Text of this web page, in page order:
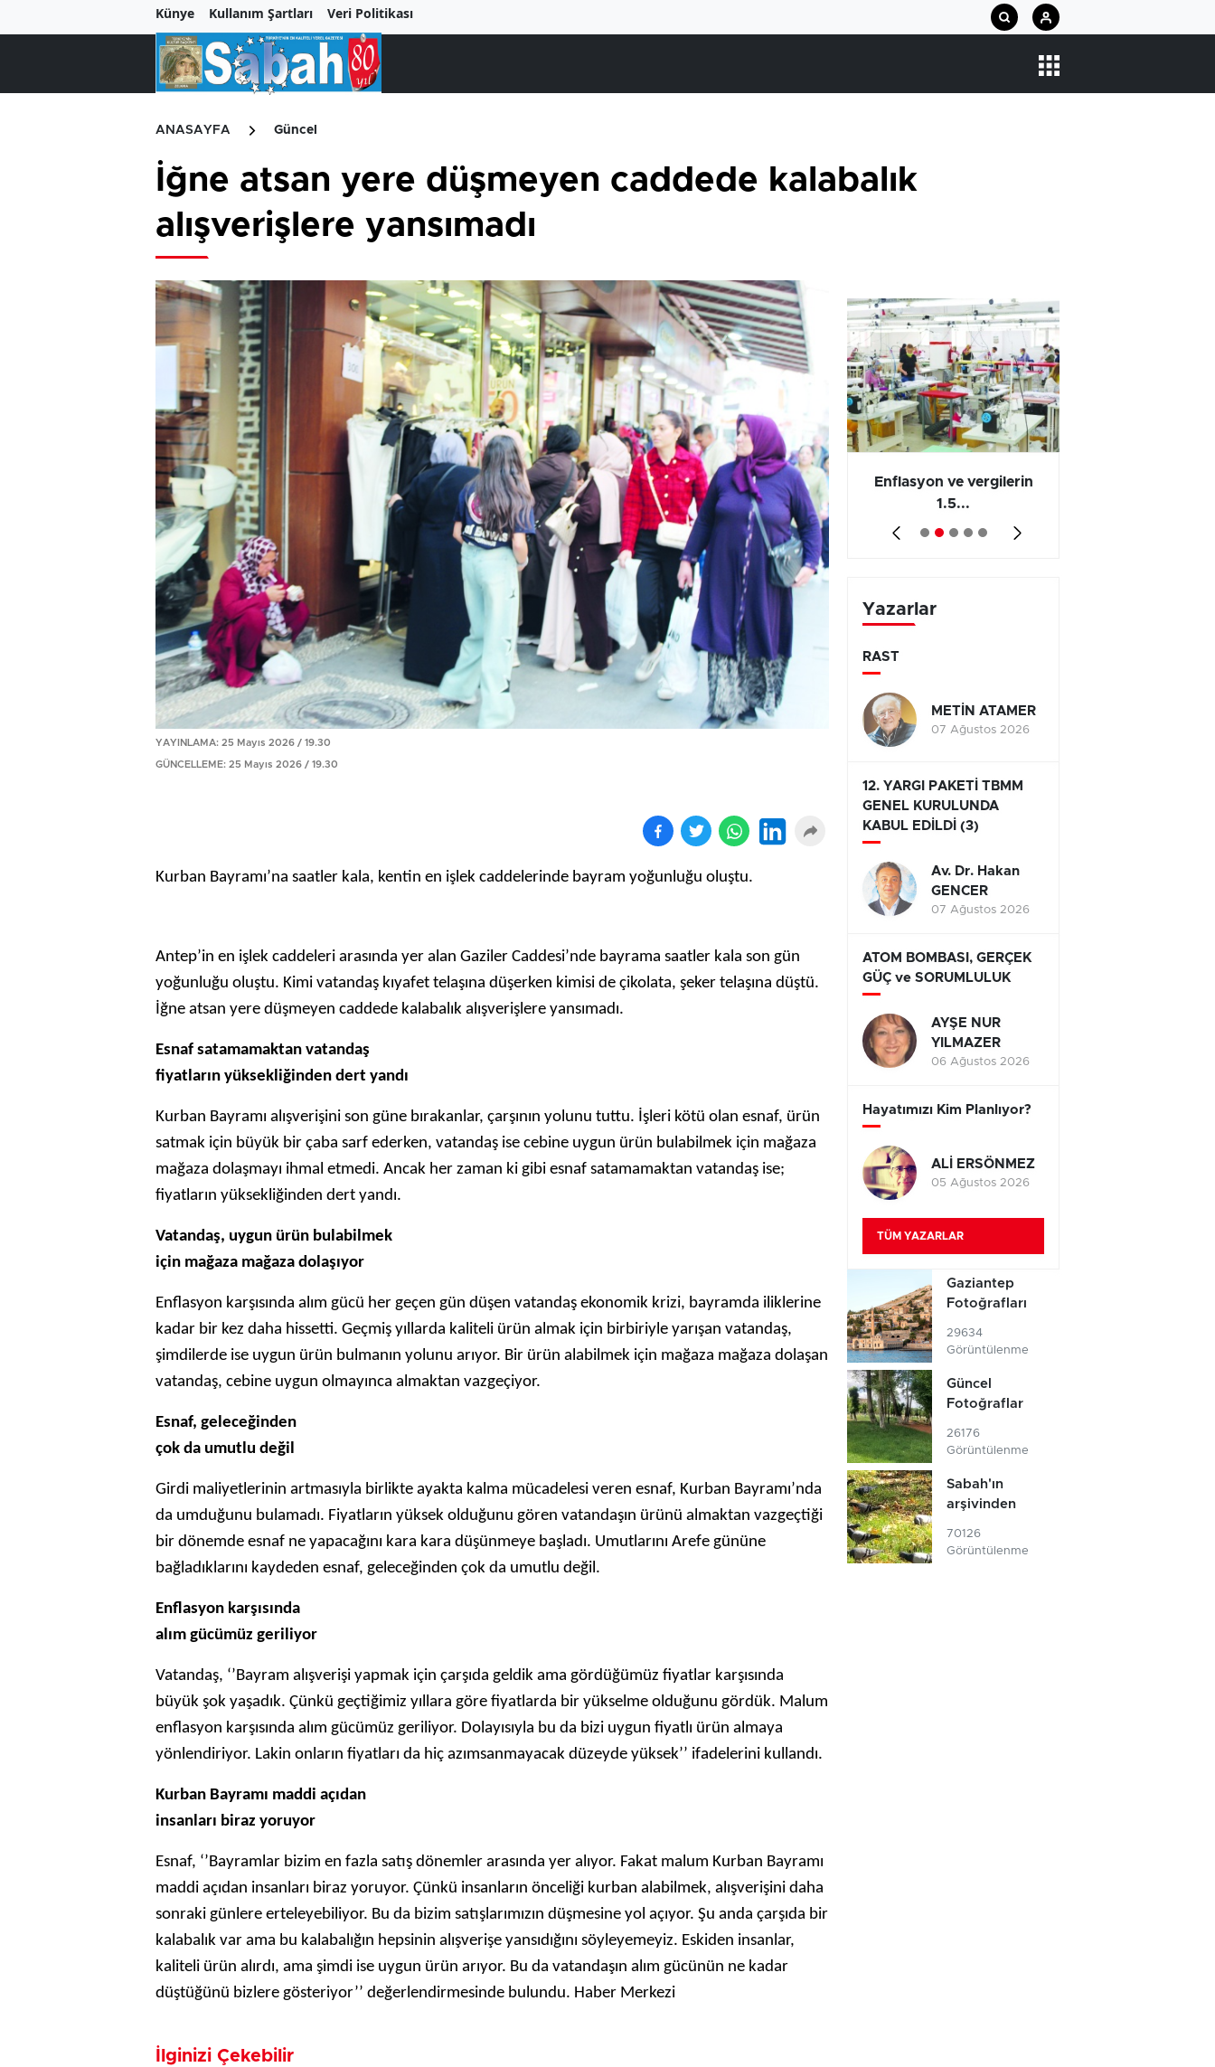
Künye Kullanım Şartları Veri Politikası
ANASAYFA Güncel
İğne atsan yere düşmeyen caddede kalabalık
alışverişlere yansımadı
YAYINLAMA: 25 Mayıs 2026 / 19.30
GÜNCELLEME: 25 Mayıs 2026 / 19.30
Kurban Bayramı’na saatler kala, kentin en işlek caddelerinde bayram yoğunluğu oluştu.
Antep’in en işlek caddeleri arasında yer alan Gaziler Caddesi’nde bayrama saatler kala son gün
yoğunluğu oluştu. Kimi vatandaş kıyafet telaşına düşerken kimisi de çikolata, şeker telaşına düştü.
İğne atsan yere düşmeyen caddede kalabalık alışverişlere yansımadı.
Esnaf satamamaktan vatandaş
fiyatların yüksekliğinden dert yandı
Kurban Bayramı alışverişini son güne bırakanlar, çarşının yolunu tuttu. İşleri kötü olan esnaf, ürün
satmak için büyük bir çaba sarf ederken, vatandaş ise cebine uygun ürün bulabilmek için mağaza
mağaza dolaşmayı ihmal etmedi. Ancak her zaman ki gibi esnaf satamamaktan vatandaş ise;
fiyatların yüksekliğinden dert yandı.
Vatandaş, uygun ürün bulabilmek
için mağaza mağaza dolaşıyor
Enflasyon karşısında alım gücü her geçen gün düşen vatandaş ekonomik krizi, bayramda iliklerine
kadar bir kez daha hissetti. Geçmiş yıllarda kaliteli ürün almak için birbiriyle yarışan vatandaş,
şimdilerde ise uygun ürün bulmanın yolunu arıyor. Bir ürün alabilmek için mağaza mağaza dolaşan
vatandaş, cebine uygun olmayınca almaktan vazgeçiyor.
Esnaf, geleceğinden
çok da umutlu değil
Girdi maliyetlerinin artmasıyla birlikte ayakta kalma mücadelesi veren esnaf, Kurban Bayramı’nda
da umduğunu bulamadı. Fiyatların yüksek olduğunu gören vatandaşın ürünü almaktan vazgeçtiği
bir dönemde esnaf ne yapacağını kara kara düşünmeye başladı. Umutlarını Arefe gününe
bağladıklarını kaydeden esnaf, geleceğinden çok da umutlu değil.
Enflasyon karşısında
alım gücümüz geriliyor
Vatandaş, ‘’Bayram alışverişi yapmak için çarşıda geldik ama gördüğümüz fiyatlar karşısında
büyük şok yaşadık. Çünkü geçtiğimiz yıllara göre fiyatlarda bir yükselme olduğunu gördük. Malum
enflasyon karşısında alım gücümüz geriliyor. Dolayısıyla bu da bizi uygun fiyatlı ürün almaya
yönlendiriyor. Lakin onların fiyatları da hiç azımsanmayacak düzeyde yüksek’’ ifadelerini kullandı.
Kurban Bayramı maddi açıdan
insanları biraz yoruyor
Esnaf, ‘’Bayramlar bizim en fazla satış dönemler arasında yer alıyor. Fakat malum Kurban Bayramı
maddi açıdan insanları biraz yoruyor. Çünkü insanların önceliği kurban alabilmek, alışverişini daha
sonraki günlere erteleyebiliyor. Bu da bizim satışlarımızın düşmesine yol açıyor. Şu anda çarşıda bir
kalabalık var ama bu kalabalığın hepsinin alışverişe yansıdığını söyleyemeyiz. Eskiden insanlar,
kaliteli ürün alırdı, ama şimdi ise uygun ürün arıyor. Bu da vatandaşın alım gücünün ne kadar
düştüğünü bizlere gösteriyor’’ değerlendirmesinde bulundu. Haber Merkezi
İlginizi Çekebilir
Birçok uyku hastalığının
tan...
En ucuz sigara 120 TL, en
pa...
Enflasyon ve vergilerin
1.5...
Yazarlar
RAST
METİN ATAMER
07 Ağustos 2026
12. YARGI PAKETİ TBMM
GENEL KURULUNDA
KABUL EDİLDİ (3)
Av. Dr. Hakan
GENCER
07 Ağustos 2026
ATOM BOMBASI, GERÇEK
GÜÇ ve SORUMLULUK
AYŞE NUR
YILMAZER
06 Ağustos 2026
Hayatımızı Kim Planlıyor?
ALİ ERSÖNMEZ
05 Ağustos 2026
TÜM YAZARLAR
Gaziantep
Fotoğrafları
29634
Görüntülenme
Güncel
Fotoğraflar
26176
Görüntülenme
Sabah'ın
arşivinden
70126
Görüntülenme